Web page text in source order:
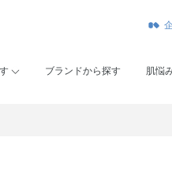
ブランドから探す 肌悩